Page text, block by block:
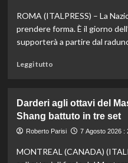
ROMA (ITALPRESS) – La
prendere forma. È il giorno
supporterà a partire dal
Leggi tuttoLeggi
Nazionale,
ecco
lo
di
Darderi agli ottavi del
Shang battuto in tre set
Roberto Parisi 7 Agosto 2026 :
MONTREAL (CANADA)